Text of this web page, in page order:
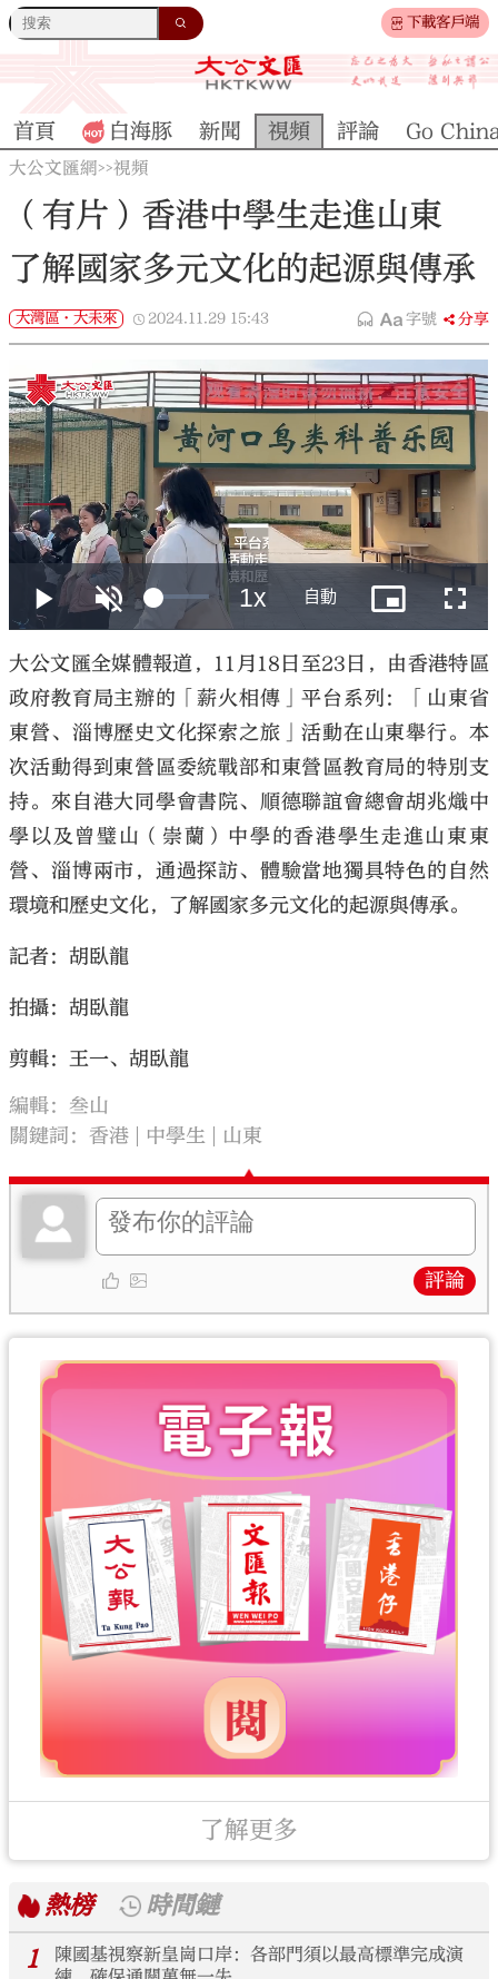
下載客戶端
首頁 白海豚 新聞 視頻 評論 Go
大公文匯網>>視頻
（有片）香港中學生走進山東
了解國家多元文化的起源與傳承
大灣區·大未來 2024.11.29 15:43 字號 分享
大公文匯全媒體報道，11月18日至23日，由香港特區
政府教育局主辦的「薪火相傳」平台系列：「山東省
東營、淄博歷史文化探索之旅」活動在山東舉行。本
次活動得到東營區委統戰部和東營區教育局的特別支
持。來自港大同學會書院、順德聯誼會總會胡兆熾中
學以及曾璧山（崇蘭）中學的香港學生走進山東東
營、淄博兩市，通過探訪、體驗當地獨具特色的自然
環境和歷史文化，了解國家多元文化的起源與傳承。
記者：胡臥龍
拍攝：胡臥龍
剪輯：王一、胡臥龍
編輯：叁山
關鍵詞： 香港 中學生 山東
評論
了解更多
熱榜
時間鏈
1
陳國基視察新皇崗口岸：各部門須以最高標準完成演